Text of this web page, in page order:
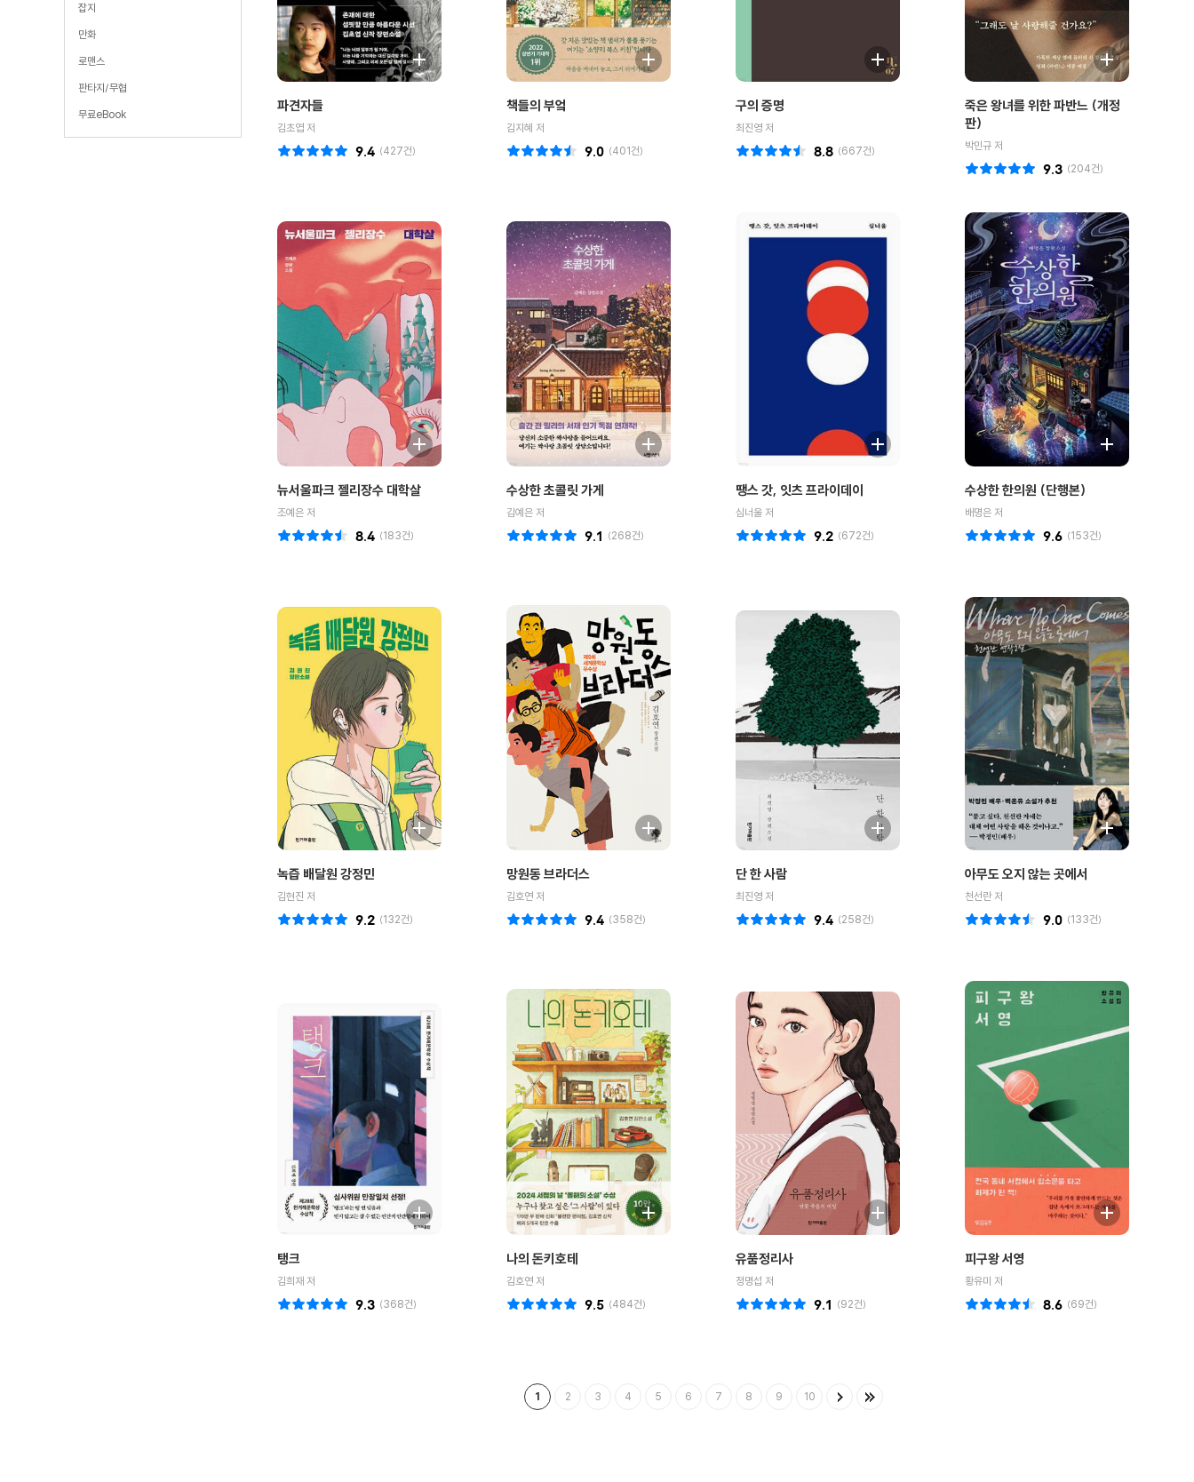
잡지
만화
로맨스
판타지/무협
무료eBook
파견자들
김초엽 저
(427건)
9.4
책들의 부엌
김지혜 저
(401건)
9.0
구의 증명
최진영 저
(667건)
8.8
죽은 왕녀를 위한 파반느 (개정
판)
박민규 저
(204건)
9.3
뉴서울파크 젤리장수 대학살
조예은 저
(183건)
8.4
수상한 초콜릿 가게
김예은 저
(268건)
9.1
땡스 갓, 잇츠 프라이데이
심너울 저
(672건)
9.2
수상한 한의원 (단행본)
배명은 저
(153건)
9.6
녹즙 배달원 강정민
김현진 저
(132건)
9.2
망원동 브라더스
김호연 저
(358건)
9.4
단 한 사람
최진영 저
(258건)
9.4
아무도 오지 않는 곳에서
천선란 저
(133건)
9.0
탱크
김희재 저
(368건)
9.3
나의 돈키호테
김호연 저
(484건)
9.5
유품정리사
정명섭 저
(92건)
9.1
피구왕 서영
황유미 저
(69건)
8.6
1 2 3 4 5 6 7 8 9 10